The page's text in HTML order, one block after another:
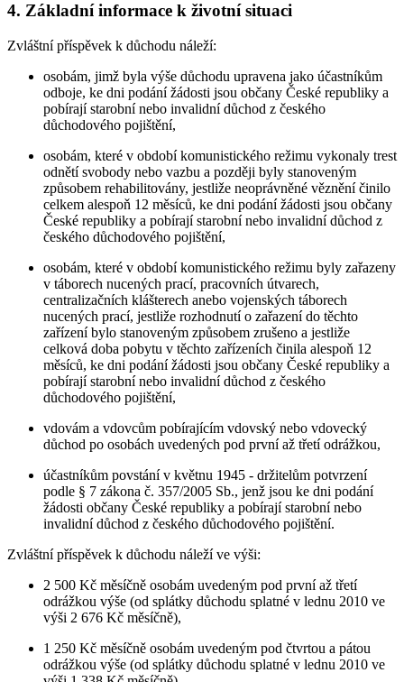
4. Základní informace k životní situaci
Zvláštní příspěvek k důchodu náleží:
osobám, jimž byla výše důchodu upravena jako účastníkům
odboje, ke dni podání žádosti jsou občany České republiky a
pobírají starobní nebo invalidní důchod z českého
důchodového pojištění,
osobám, které v období komunistického režimu vykonaly trest
odnětí svobody nebo vazbu a později byly stanoveným
způsobem rehabilitovány, jestliže neoprávněné věznění činilo
celkem alespoň 12 měsíců, ke dni podání žádosti jsou občany
České republiky a pobírají starobní nebo invalidní důchod z
českého důchodového pojištění,
osobám, které v období komunistického režimu byly zařazeny
v táborech nucených prací, pracovních útvarech,
centralizačních klášterech anebo vojenských táborech
nucených prací, jestliže rozhodnutí o zařazení do těchto
zařízení bylo stanoveným způsobem zrušeno a jestliže
celková doba pobytu v těchto zařízeních činila alespoň 12
měsíců, ke dni podání žádosti jsou občany České republiky a
pobírají starobní nebo invalidní důchod z českého
důchodového pojištění,
vdovám a vdovcům pobírajícím vdovský nebo vdovecký
důchod po osobách uvedených pod první až třetí odrážkou,
účastníkům povstání v květnu 1945 - držitelům potvrzení
podle § 7 zákona č. 357/2005 Sb., jenž jsou ke dni podání
žádosti občany České republiky a pobírají starobní nebo
invalidní důchod z českého důchodového pojištění.
Zvláštní příspěvek k důchodu náleží ve výši:
2 500 Kč měsíčně osobám uvedeným pod první až třetí
odrážkou výše (od splátky důchodu splatné v lednu 2010 ve
výši 2 676 Kč měsíčně),
1 250 Kč měsíčně osobám uvedeným pod čtvrtou a pátou
odrážkou výše (od splátky důchodu splatné v lednu 2010 ve